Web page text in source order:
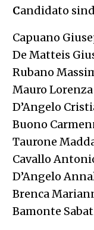
Candidato
Capuano
De Matteis
Rubano
Mauro Lorenza
D’Angelo
Buono
Taurone
Cavallo
D’Angelo
Brenca
Bamonte